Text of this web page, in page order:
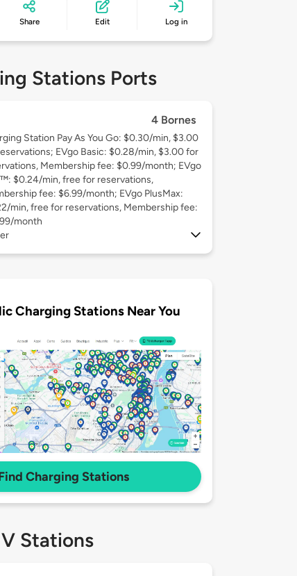
Share Edit Log in
Stations Ports
4 Bornes
Station Pay As You Go: $0.30/min, $3.00
EVgo Basic: $0.28/min, $3.00 for
Membership fee: $0.99/month; EVgo
$0.24/min, free for reservations,
fee: $6.99/month; EVgo PlusMax:
min, free for reservations, Membership fee:
month
Charging Stations Near You
Charging Stations
Stations